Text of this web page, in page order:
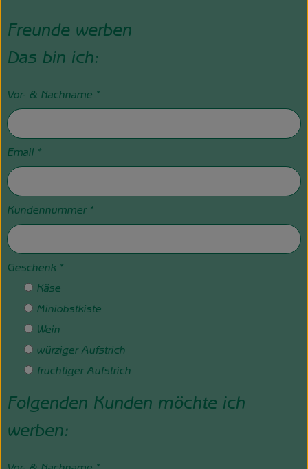
Freunde werben
Das bin ich:
Vor- & Nachname *
Email *
Kundennummer *
Geschenk *
Käse
Miniobstkiste
Wein
würziger Aufstrich
fruchtiger Aufstrich
Folgenden Kunden möchte ich
werben: